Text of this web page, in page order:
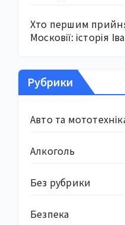
Хто першим
Московії: історія
Рубрики
Авто та
Алкоголь
Без рубрики
Безпека